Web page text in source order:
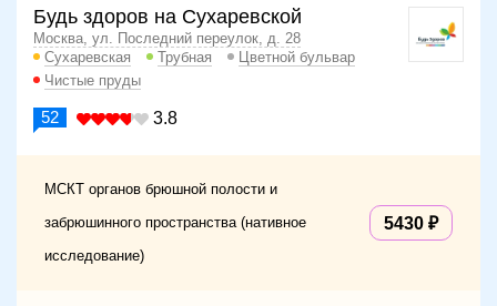
Будь здоров на Сухаревской
Москва, ул. Последний переулок, д. 28
Сухаревская
Трубная
Цветной бульвар
Чистые пруды
52 3.8
МСКТ органов брюшной полости и
забрюшинного пространства (нативное
исследование)
5430